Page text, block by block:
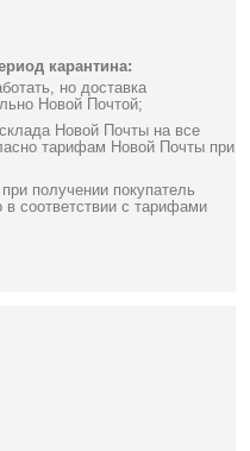
карантина:
но доставка
Новой Почтой;
Новой Почты на все
тарифам Новой Почты при
получении покупатель
в соответствии с тарифами